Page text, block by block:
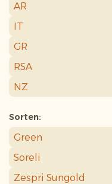
AR
IT
GR
RSA
NZ
Sorten:
Green
Soreli
Zespri Sungold